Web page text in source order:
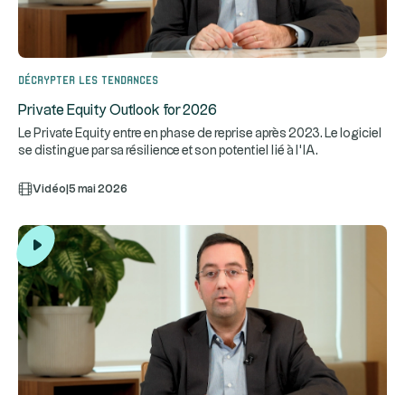
Décrypter les tendances
Private Equity Outlook for 2026
Le Private Equity entre en phase de reprise après 2023. Le logiciel
se distingue par sa résilience et son potentiel lié à l’IA.
Vidéo 5 mai 2026